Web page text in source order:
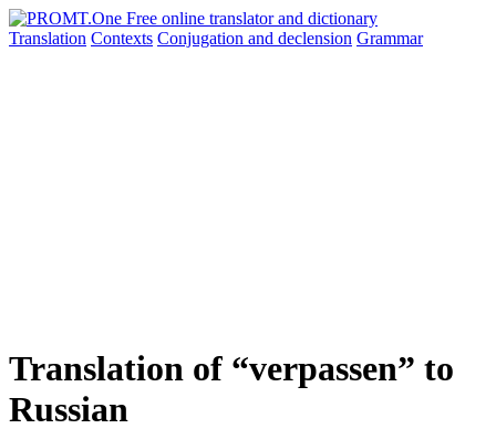
Translation Contexts Conjugation and declension Grammar
Translation of “verpassen” to
Russian